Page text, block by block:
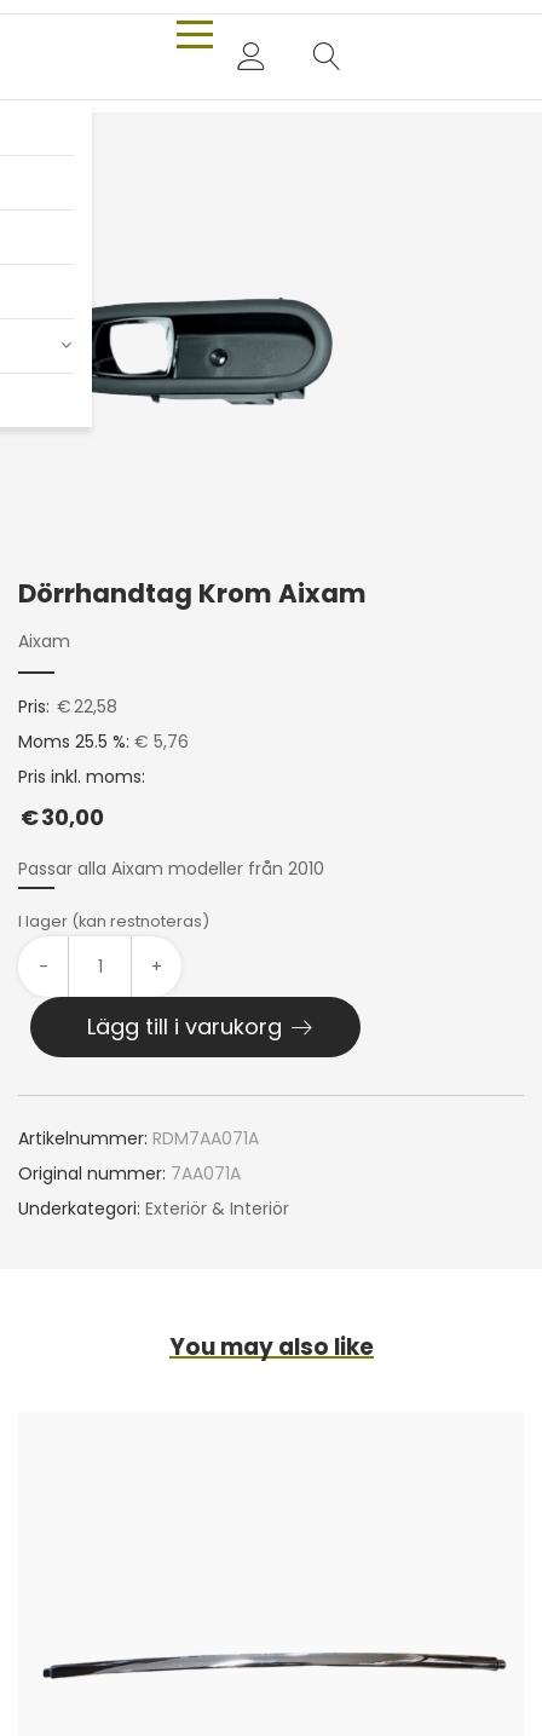
Dörrhandtag Krom Aixam
Aixam
Pris: €22,58
Moms 25.5 %: € 5,76
Pris inkl. moms:
€30,00
Passar alla Aixam modeller från 2010
I lager (kan restnoteras)
- +
Lägg till i varukorg
Artikelnummer: RDM7AA071A
Original nummer: 7AA071A
Underkategori: Exteriör & Interiör
You may also like